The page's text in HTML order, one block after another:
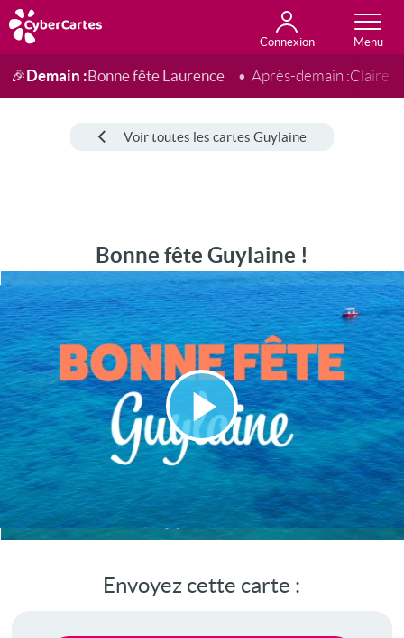
Connexion
Anniversaire
Fête du jour
Amour
Amitié
Merci
Toutes les cartes
🎉Demain :Bonne fête Laurence Après-demain :Claire
Voir toutes les cartes Guylaine
Bonne fête Guylaine !
Lire
la
vidéo
Envoyez cette carte :